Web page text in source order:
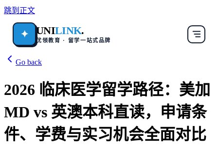
跳到正文
✦ UNILINK.
优领教育 · 留学一站式品牌
Go back
2026 临床医学留学路径：美加
MD vs 英澳本科直读，申请条
件、学费与实习机会全面对比